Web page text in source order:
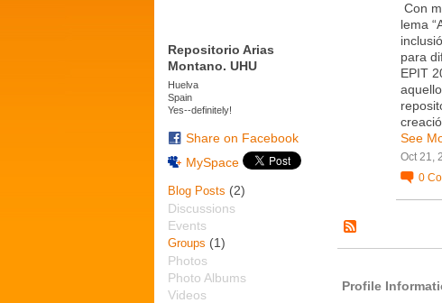
Repositorio Arias
Montano. UHU
Huelva
Spain
Yes--definitely!
Share on Facebook
MySpace
Blog Posts (2)
Discussions
Events
Groups (1)
Photos
Photo Albums
Videos
Con
lema
para
EPIT
See
Oct 21,
0
Profile